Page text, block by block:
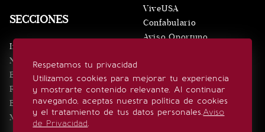
Respetamos tu privacidad
Utilizamos cookies para mejorar tu experiencia
y mostrarte contenido relevante. Al continuar
navegando, aceptas nuestra política de cookies
y el tratamiento de tus datos personales.Aviso
de Privacidad.
SECCIONES
Inicio
Noticias
Eventos
Realeza
Estilo de vida
Minuto x Minuto
ViveUSA
Confabulario
Aviso Oportuno
SÍGUENOS